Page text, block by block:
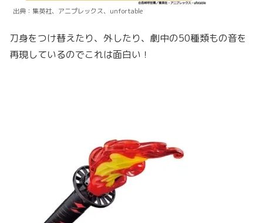
出典：集英社、アニプレックス、unfortable
刀身をつけ替えたり、外したり、劇中の50種類もの音を
再現しているのでこれは面白い！